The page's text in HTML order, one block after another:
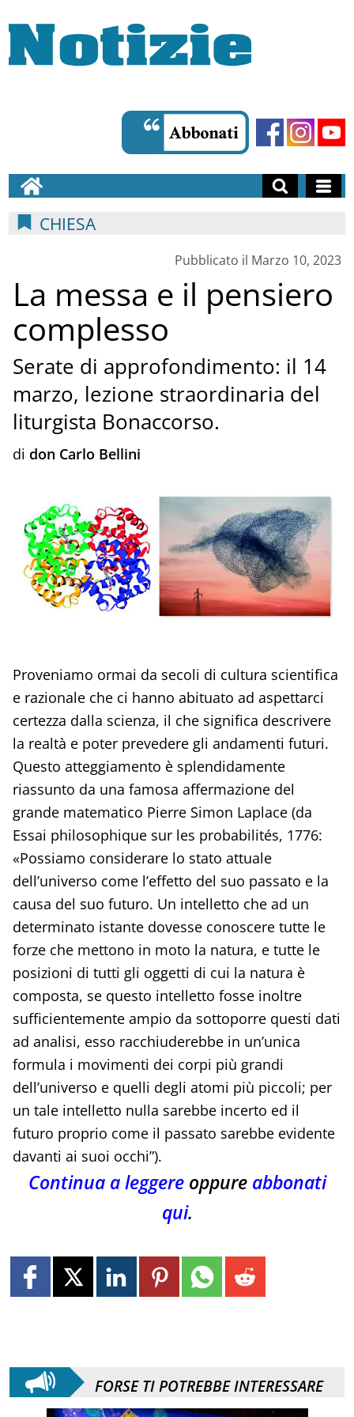
CHIESA
Pubblicato il Marzo 10, 2023
La messa e il pensiero
complesso
Serate di approfondimento: il 14
marzo, lezione straordinaria del
liturgista Bonaccorso.
di don Carlo Bellini
Proveniamo ormai da secoli di cultura scientifica
e razionale che ci hanno abituato ad aspettarci
certezza dalla scienza, il che significa descrivere
la realtà e poter prevedere gli andamenti futuri.
Questo atteggiamento è splendidamente
riassunto da una famosa affermazione del
grande matematico Pierre Simon Laplace (da
Essai philosophique sur les probabilités, 1776:
«Possiamo considerare lo stato attuale
dell’universo come l’effetto del suo passato e la
causa del suo futuro. Un intelletto che ad un
determinato istante dovesse conoscere tutte le
forze che mettono in moto la natura, e tutte le
posizioni di tutti gli oggetti di cui la natura è
composta, se questo intelletto fosse inoltre
sufficientemente ampio da sottoporre questi dati
ad analisi, esso racchiuderebbe in un’unica
formula i movimenti dei corpi più grandi
dell’universo e quelli degli atomi più piccoli; per
un tale intelletto nulla sarebbe incerto ed il
futuro proprio come il passato sarebbe evidente
davanti ai suoi occhi”).
Continua a leggereoppure abbonati
qui.
FORSE TI POTREBBE INTERESSARE